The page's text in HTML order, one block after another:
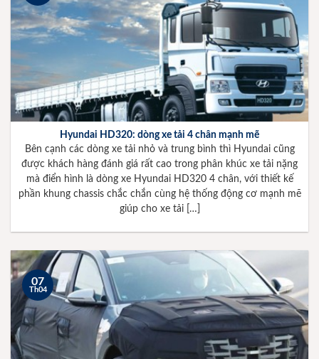
Hyundai HD320: dòng xe tải 4 chân mạnh mẽ
Bên cạnh các dòng xe tải nhỏ và trung bình thì Hyundai cũng
được khách hàng đánh giá rất cao trong phân khúc xe tải nặng
mà điển hình là dòng xe Hyundai HD320 4 chân, với thiết kế
phần khung chassis chắc chắn cùng hệ thống động cơ mạnh mẽ
giúp cho xe tải […]
07
Th04